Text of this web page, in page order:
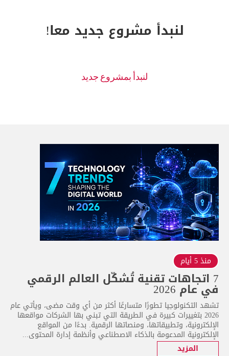
لنبدأ مشروع جديد معا!
منذ 5 أيام
7 اتجاهات تقنية تُشكّل العالم الرقمي
في عام 2026
تشهد التكنولوجيا تطورًا متسارعًا أكثر من أي وقت مضى، ويأتي عام
2026 بتغييرات كبيرة في الطريقة التي تبني بها الشركات مواقعها
الإلكترونية، وتطبيقاتها، ومنصاتها الرقمية. بدءًا من المواقع
الإلكترونية المدعومة بالذكاء الاصطناعي وأنظمة إدارة المحتوى...
المزيد